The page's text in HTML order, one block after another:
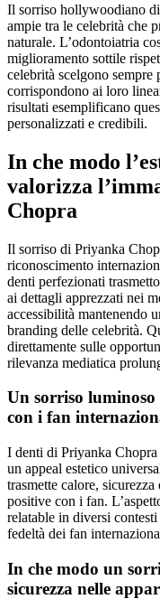
Il sorriso hollywoodiano
ampie tra le celebrità che
naturale. L’odontoiatria
miglioramento sottile
celebrità scelgono
corrispondono ai loro
risultati esemplificano
personalizzati e credibili.
In che modo
valorizza
Chopra
Il sorriso di Priyanka
riconoscimento
denti perfezionati
ai dettagli apprezzati nei
accessibilità mantenendo
branding delle celebrità.
direttamente sulle
rilevanza mediatica
Un sorriso luminoso
con i fan
I denti di Priyanka
un appeal estetico
trasmette calore,
positive con i fan.
relatable in diversi
fedeltà dei fan
In che modo un
sicurezza nelle